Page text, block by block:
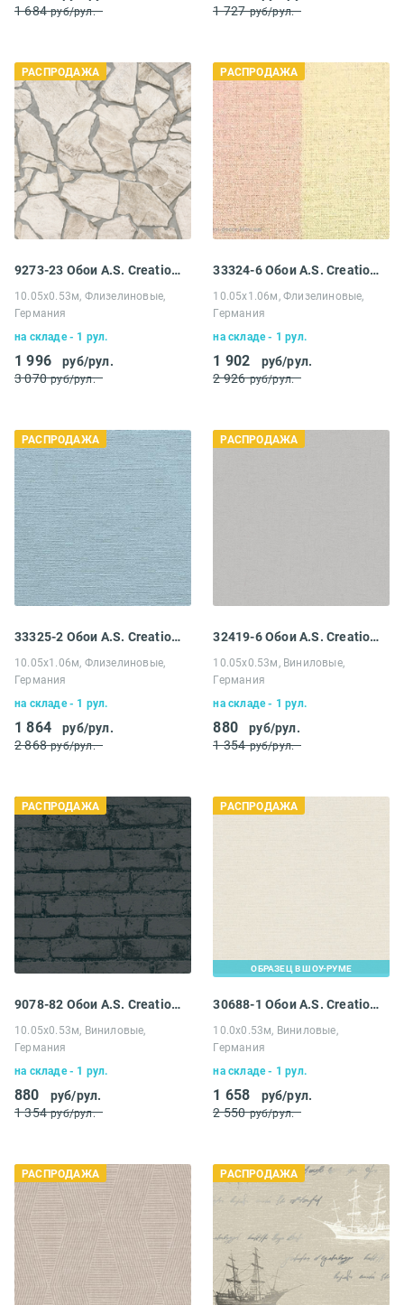
1 684 руб/рул.
1 727 руб/рул.
РАСПРОДАЖА
9273-23 Обои A.S. Creation Распродажа
10.05х0.53м, Флизелиновые,
Германия
на складе - 1 рул.
1 996
руб/рул.
3 070 руб/рул.
РАСПРОДАЖА
33324-6 Обои A.S. Creation Распродажа
10.05х1.06м, Флизелиновые,
Германия
на складе - 1 рул.
1 902
руб/рул.
2 926 руб/рул.
РАСПРОДАЖА
33325-2 Обои A.S. Creation Распродажа
10.05х1.06м, Флизелиновые,
Германия
на складе - 1 рул.
1 864
руб/рул.
2 868 руб/рул.
РАСПРОДАЖА
32419-6 Обои A.S. Creation Распродажа
10.05х0.53м, Виниловые,
Германия
на складе - 1 рул.
880
руб/рул.
1 354 руб/рул.
РАСПРОДАЖА
9078-82 Обои A.S. Creation Распродажа
10.05х0.53м, Виниловые,
Германия
на складе - 1 рул.
880
руб/рул.
1 354 руб/рул.
РАСПРОДАЖА
ОБРАЗЕЦ В ШОУ-РУМЕ
30688-1 Обои A.S. Creation Распродажа
10.0х0.53м, Виниловые,
Германия
на складе - 1 рул.
1 658
руб/рул.
2 550 руб/рул.
РАСПРОДАЖА РАСПРОДАЖА